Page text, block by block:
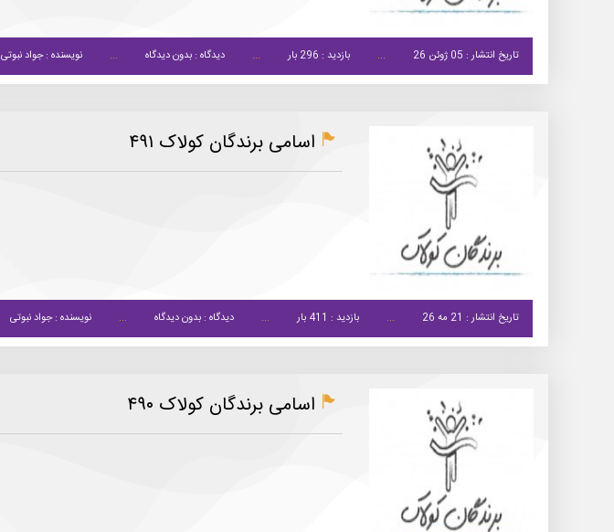
تاریخ انتشار : 05 ژوئن 26 بازدید : 296 بار دیدگاه : بدون دیدگاه نویسنده : جواد نبوتی
اسامی برندگان کولاک ۴۹۱
تاریخ انتشار : 21 مه 26 بازدید : 411 بار دیدگاه : بدون دیدگاه نویسنده : جواد نبوتی
اسامی برندگان کولاک ۴۹۰